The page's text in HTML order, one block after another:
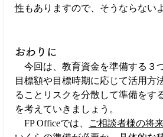
性 もありますので、そうならない
おわりに
今回は、 教育資金を準備する３
目標額や目標時期に応じて活用方
ることリスクを分散して準備をす
を考えていきましょう。
FP Officeでは、
ご相談者様の将